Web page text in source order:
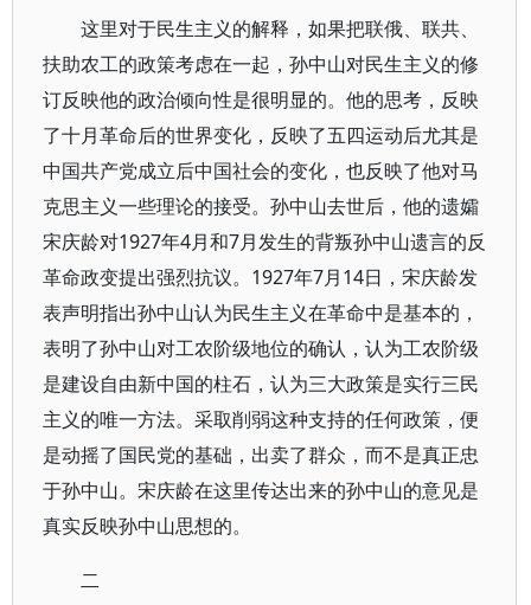
这里对于民生主义的解释，如果把联俄、联共、
扶助农工的政策考虑在一起，孙中山对民生主义的修
订反映他的政治倾向性是很明显的。他的思考，反映
了十月革命后的世界变化，反映了五四运动后尤其是
中国共产党成立后中国社会的变化，也反映了他对马
克思主义一些理论的接受。孙中山去世后，他的遗孀
宋庆龄对1927年4月和7月发生的背叛孙中山遗言的反
革命政变提出强烈抗议。1927年7月14日，宋庆龄发
表声明指出孙中山认为民生主义在革命中是基本的，
表明了孙中山对工农阶级地位的确认，认为工农阶级
是建设自由新中国的柱石，认为三大政策是实行三民
主义的唯一方法。采取削弱这种支持的任何政策，便
是动摇了国民党的基础，出卖了群众，而不是真正忠
于孙中山。宋庆龄在这里传达出来的孙中山的意见是
真实反映孙中山思想的。
二